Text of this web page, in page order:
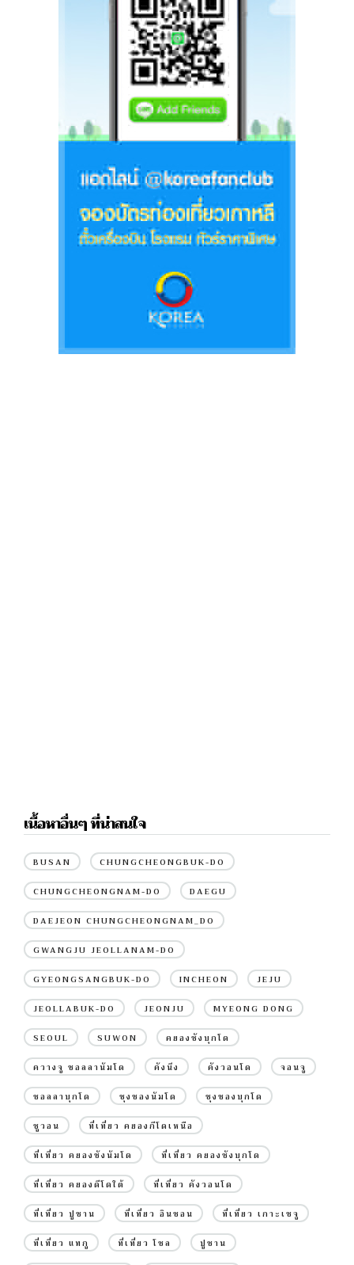
เนื้อหาอื่นๆ ที่น่าสนใจ
BUSAN CHUNGCHEONGBUK-DO
CHUNGCHEONGNAM-DO DAEGU
DAEJEON CHUNGCHEONGNAM_DO
GWANGJU JEOLLANAM-DO
GYEONGSANGBUK-DO INCHEON JEJU
JEOLLABUK-DO JEONJU MYEONG DONG
SEOUL SUWON คยองซังบุกโด
ควางจู ชอลลานัมโด คังนึง คังวอนโด จอนจู
ชอลลาบุกโด ชุงชองนัมโด ชุงชองบุกโด
ซูวอน ที่เที่ยว คยองกีโดเหนือ
ที่เที่ยว คยองซังนัมโด ที่เที่ยว คยองซังบุกโด
ที่เที่ยว คยองดีโดใต้ ที่เที่ยว คังวอนโด
ที่เที่ยว ปูซาน ที่เที่ยว อินชอน ที่เที่ยว เกาะเชจู
ที่เที่ยว แทกู ที่เที่ยว โซล ปูซาน